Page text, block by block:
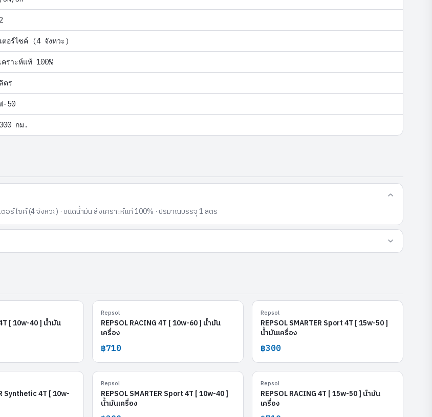
ตอร์ไซค์ (4 จังหวะ)
คราะห์แท้ 100%
ตร
50
กม.
อร์ไซค์ (4 จังหวะ) · ชนิดน้ำมัน สังเคราะห์แท้ 100% · ปริมาณบรรจุ 1 ลิตร
[ 10w-40 ] น้ำมัน
Repsol
REPSOL RACING 4T [ 10w-60 ] น้ำมัน
เครื่อง
฿710
Repsol
REPSOL SMARTER Sport 4T [ 15w-50 ]
น้ำมันเครื่อง
฿300
Synthetic 4T [ 10w-50 ]
Synthetic 4T [ 10w-
Repsol
REPSOL SMARTER Sport 4T [ 10w-40 ]
น้ำมันเครื่อง
Repsol
REPSOL RACING 4T [ 15w-50 ] น้ำมัน
เครื่อง